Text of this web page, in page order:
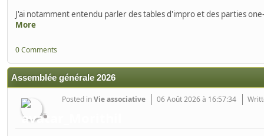
J'ai notamment entendu parler des tables d'impro et des parties
More
0 Comments
Assemblée générale 2026
Posted inVie associative 06 Août 2026 à 16:57:34